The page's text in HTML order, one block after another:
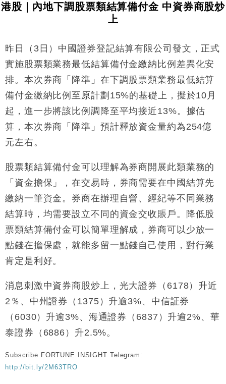
11:12
國際｜特朗普料美伊戰事快結束 承認部分彈藥庫存緊
司
18:31
財經｜華僑銀行上半年淨利創新高 中期息增15%至
47仙
財經｜滙豐上調香港今年GDP預測至4.5% 看好貿易
及消費表現
16:47
本地｜假冒內地執法人員要求交「保證金」 43歲女子
損失近6900萬元
16:05
15:47
財經｜恒隆10月換帥 玩具「反」斗城亞洲CEO蔡德
粦接任
15:11
財經｜韓股反覆波動收跌 連挫7周創逾3年最長跌勢
13:44
財經｜內地7月美元計價出口增近24%勝預期 貿易順
12:44
日圓干預創新高
11:12
國際｜特朗普料美伊戰事快結束 承認部分彈藥庫存緊
15:59
財經｜SA售股自救後再出手 斥4億美元押注未上市公
司
港股｜內地下調股票類結算備付金 中資券商股炒
上
昨日（3日）中國證券登記結算有限公司發文，正式
實施股票類業務最低結算備付金繳納比例差異化安
排。本次券商「降準」在下調股票類業務最低結算
備付金繳納比例至原計劃15%的基礎上，擬於10月
起，進一步將該比例調降至平均接近13%。據估
算，本次券商「降準」預計釋放資金量約為254億
元左右。
股票類結算備付金可以理解為券商開展此類業務的
「資金擔保」，在交易時，券商需要在中國結算先
繳納一筆資金。券商在辦理自營、經紀等不同業務
結算時，均需要設立不同的資金交收賬戶。降低股
票類結算備付金可以簡單理解成，券商可以少放一
點錢在擔保處，就能多留一點錢自己使用，對行業
肯定是利好。
消息刺激中資券商股炒上，光大證券（6178）升近
2％、中州證券（1375）升逾3%、中信証券
（6030）升逾3%、海通證券（6837）升逾2%、華
泰證券（6886）升2.5%。
Subscribe FORTUNE INSIGHT Telegram:
http://bit.ly/2M63TRO